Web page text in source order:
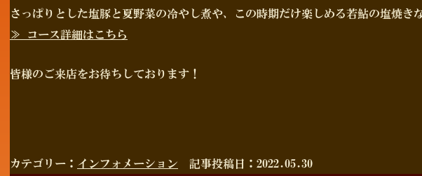
さっぱりとした塩豚と夏野菜の冷やし煮や、この時期だけ楽しめる若鮎の塩焼き
≫ コース詳細はこちら
皆様のご来店をお待ちしております！
カテゴリー： インフォメーション 記事投稿日：2022.05.30